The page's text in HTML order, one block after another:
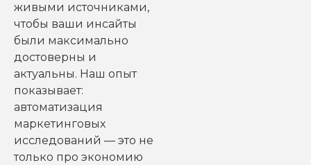
живыми источниками,
чтобы ваши инсайты
были максимально
достоверны и
актуальны. Наш опыт
показывает:
автоматизация
маркетинговых
исследований — это не
только про экономию